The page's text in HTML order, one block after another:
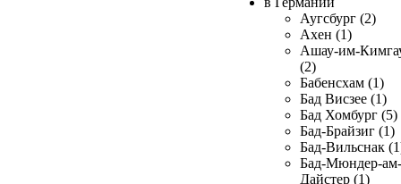
Аугсбург (2)
Ахен (1)
Ашау-им-
(2)
Бабенсхам (1)
Бад Висзее (1)
Бад Хомбург (5)
Бад-Брайзиг (1)
Бад-Вильснак
Бад-Мюндер-ам-
Дайстер (1)